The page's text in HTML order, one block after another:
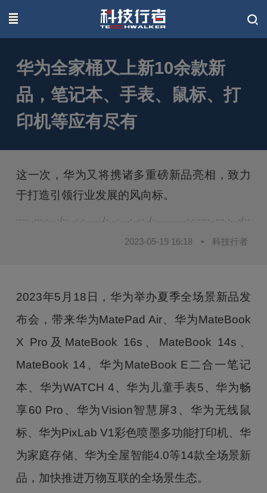
联系我们
华为全家桶又上新10余款新
品，笔记本、手表、鼠标、打
印机等应有尽有
这一次，华为又将携诸多重磅新品亮相，致力
于打造引领行业发展的风向标。
----..---.-...-/--...-.-......./-...-....-..--../-............-.- ----..---.-...-/--
2023-05-19 16:18 • 科技行者
2023年5月18日，华为举办夏季全场景新品发
布会，带来华为MatePad Air、华为MateBook
X Pro及MateBook 16s、MateBook 14s、
MateBook 14、华为MateBook E二合一笔记
本、华为WATCH 4、华为儿童手表5、华为畅
享60 Pro、华为Vision智慧屏3、华为无线鼠
标、华为PixLab V1彩色喷墨多功能打印机、华
为家庭存储、华为全屋智能4.0等14款全场景新
品，加快推进万物互联的全场景生态。